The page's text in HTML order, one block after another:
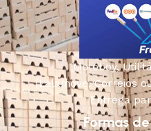
Motoboy,
(Lalamove, Correios
Entrega
Formas